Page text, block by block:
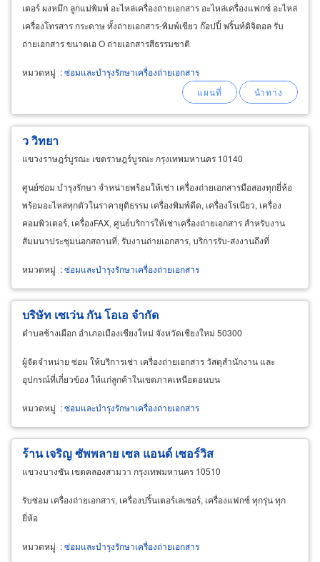
เตอร์ ผงหมึก ลูกแม่พิมพ์ อะไหล่เครื่องถ่ายเอกสาร อะไหล่เครื่องแฟกซ์ อะไหล่
เครื่องโทรสาร กระดาษ ทั้งถ่ายเอกสาร-พิมพ์เขียว ก๊อปปี้ พริ้นท์ดิจิตอล รับ
ถ่ายเอกสาร ขนาดเอ O ถ่ายเอกสารสีธรรมชาติ
หมวดหมู่ :ซ่อมและบำรุงรักษาเครื่องถ่ายเอกสาร
ว วิทยา
แขวงราษฎร์บูรณะ เขตราษฎร์บูรณะ กรุงเทพมหานคร 10140
ศูนย์ซ่อม บำรุงรักษา จำหน่ายพร้อมให้เช่า เครื่องถ่ายเอกสารมือสองทุกยี่ห้อ
พร้อมอะไหล่ทุกตัวในราคายุติธรรม เครื่องพิมพ์ดีด, เครื่องโรเนียว, เครื่อง
คอมพิวเตอร์, เครื่องFAX, ศูนย์บริการให้เช่าเครื่องถ่ายเอกสาร สำหรับงาน
สัมมนาประชุมนอกสถานที่, รับงานถ่ายเอกสาร, บริการรับ-ส่งงานถึงที่
หมวดหมู่ :ซ่อมและบำรุงรักษาเครื่องถ่ายเอกสาร
บริษัท เซเว่น กัน โอเอ จำกัด
ตำบลช้างเผือก อำเภอเมืองเชียงใหม่ จังหวัดเชียงใหม่ 50300
ผู้จัดจำหน่าย ซ่อม ให้บริการเช่า เครื่องถ่ายเอกสาร วัสดุสำนักงาน และ
อุปกรณ์ที่เกี่ยวข้อง ให้แก่ลูกค้าในเขตภาคเหนือตอนบน
หมวดหมู่ :ซ่อมและบำรุงรักษาเครื่องถ่ายเอกสาร
ร้าน เจริญ ซัพพลาย เซล แอนด์ เซอร์วิส
แขวงบางชัน เขตคลองสามวา กรุงเทพมหานคร 10510
รับซ่อม เครื่องถ่ายเอกสาร, เครื่องปริ้นเตอร์เลเซอร์, เครื่องแฟกซ์ ทุกรุ่น ทุก
ยี่ห้อ
หมวดหมู่ :ซ่อมและบำรุงรักษาเครื่องถ่ายเอกสาร